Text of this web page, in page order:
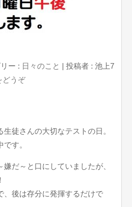
ー : 日々のこと | 投稿者 : 池上7
どうぞ
徒さんの大切なテストの日。
す。
だ～と口にしていましたが、
、後は存分に発揮するだけで